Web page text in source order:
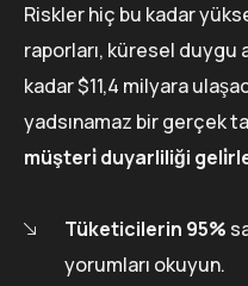
Riskler hiç bu kadar
raporları, küresel duygu
kadar $11,4 milyara
yadsınamaz bir gerçek
müşteri̇ duyarliliği
Tüketicilerin 95%
yorumları okuyun.